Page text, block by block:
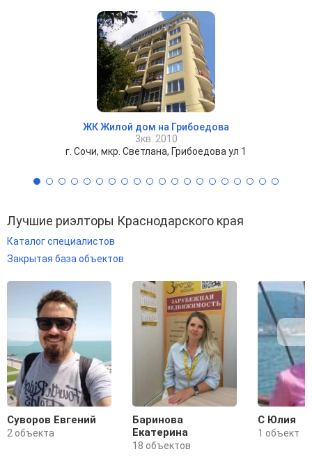
ЖК Жилой дом на Грибоедова
3кв. 2010
г. Сочи, мкр. Светлана, Грибоедова ул 1
Лучшие риэлторы Краснодарского края
Каталог специалистов
Закрытая база объектов
Суворов Евгений
2 объекта
Баринова
Екатерина
18 объектов
С Юлия
1 объект